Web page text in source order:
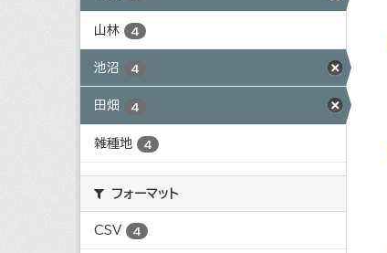
山林 4
池沼 4
田畑 4
雑種地 4
フォーマット
CSV 4